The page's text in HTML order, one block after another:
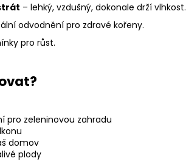
– lehký, vzdušný, dokonale drží vlhkost.
odvodnění pro zdravé kořeny.
pro růst.
pro zeleninovou zahradu
domov
plody